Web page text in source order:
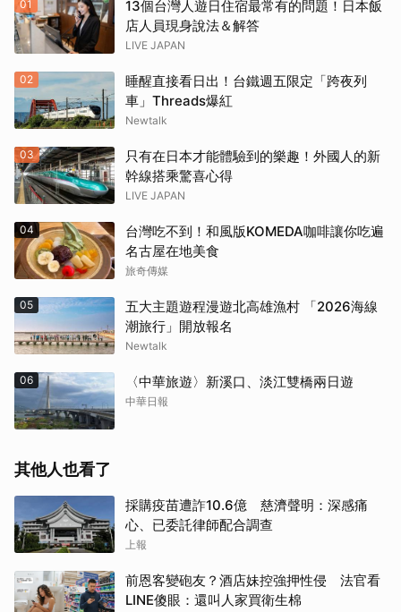
01
13個台灣人遊日住宿最常有的問題！日本飯
店人員現身說法＆解答
LIVE JAPAN
02
睡醒直接看日出！台鐵週五限定「跨夜列
車」Threads爆紅
Newtalk
03
只有在日本才能體驗到的樂趣！外國人的新
幹線搭乘驚喜心得
LIVE JAPAN
04
台灣吃不到！和風版KOMEDA咖啡讓你吃遍
名古屋在地美食
旅奇傳媒
05
五大主題遊程漫遊北高雄漁村 「2026海線
潮旅行」開放報名
Newtalk
06 〈中華旅遊〉新溪口、淡江雙橋兩日遊
中華日報
其他人也看了
採購疫苗遭詐10.6億 慈濟聲明：深感痛
心、已委託律師配合調查
上報
前恩客變砲友？酒店妹控強押性侵 法官看
LINE傻眼：還叫人家買衛生棉